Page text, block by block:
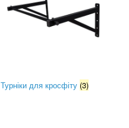
Турніки для кросфіту (3)